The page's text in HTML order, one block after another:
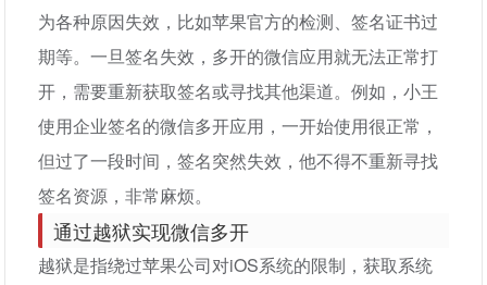
为各种原因失效，比如苹果官方的检测、签名证书过
期等。一旦签名失效，多开的微信应用就无法正常打
开，需要重新获取签名或寻找其他渠道。例如，小王
使用企业签名的微信多开应用，一开始使用很正常，
但过了一段时间，签名突然失效，他不得不重新寻找
签名资源，非常麻烦。
通过越狱实现微信多开
越狱是指绕过苹果公司对iOS系统的限制，获取系统